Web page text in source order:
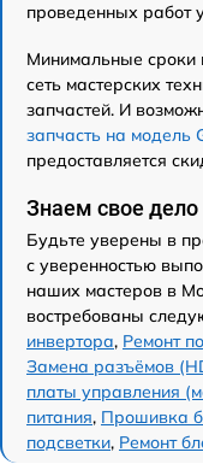
проведенных работ
Минимальные
сеть мастерских
запчастей. И
запчасть на модель
предоставляется
Знаем свое дело
Будьте уверены в
с уверенностью
наших мастеров в
востребованы
инвертора, Ремонт
Замена разъёмов
платы управления
питания, Прошивка
подсветки, Ремонт